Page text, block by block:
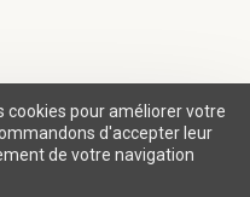
cookies pour améliorer votre
d'accepter leur
de votre navigation